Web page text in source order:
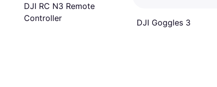
DJI RC N3 Remote
Controller
DJI Goggles 3